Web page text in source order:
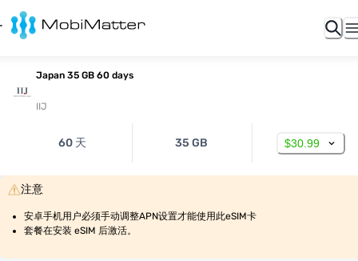
Japan 35 GB 60 days
IIJ
60 天 35 GB $30.99
注意
安卓手机用户必须手动调整APN设置才能使用此eSIM卡
套餐在安装 eSIM 后激活。